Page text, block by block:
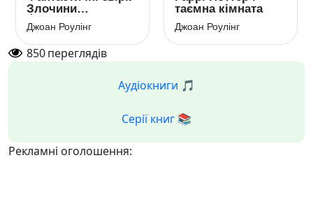
Злочини
Ґріндельвальда
Джоан Роулінг
таємна кімната
Джоан Роулінг
850переглядів
Аудіокниги 🎵
Серії книг 📚
Рекламні оголошення: